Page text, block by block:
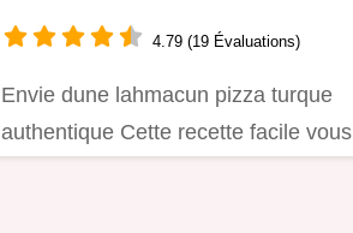
4.79 (19 Évaluations)
Envie dune lahmacun pizza turque
authentique Cette recette facile vous